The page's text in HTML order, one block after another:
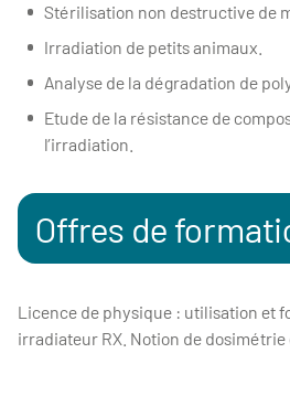
Stérilisation non destructive de
Irradiation de petits animaux.
Analyse de la dégradation de
Etude de la résistance de
l’irradiation.
Offres de
Licence de physique : utilisation et
irradiateur RX. Notion de dosimétrie